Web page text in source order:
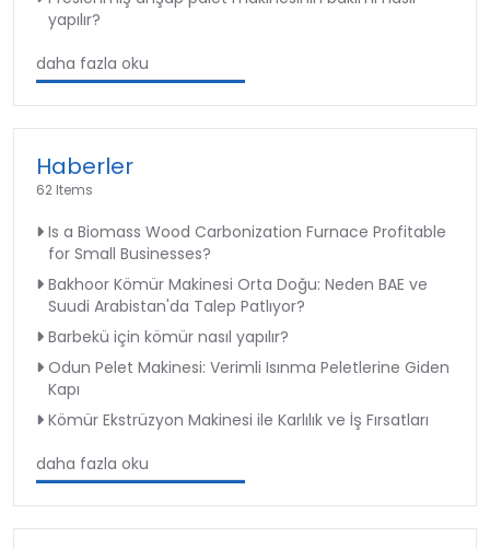
yapılır?
daha fazla oku
Haberler
62 Items
Is a Biomass Wood Carbonization Furnace Profitable
for Small Businesses?
Bakhoor Kömür Makinesi Orta Doğu: Neden BAE ve
Suudi Arabistan'da Talep Patlıyor?
Barbekü için kömür nasıl yapılır?
Odun Pelet Makinesi: Verimli Isınma Peletlerine Giden
Kapı
Kömür Ekstrüzyon Makinesi ile Karlılık ve İş Fırsatları
daha fazla oku